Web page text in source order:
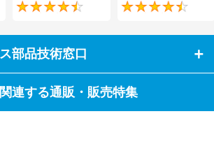
4.1 4.5
部品技術窓口
連する通販・販売特集